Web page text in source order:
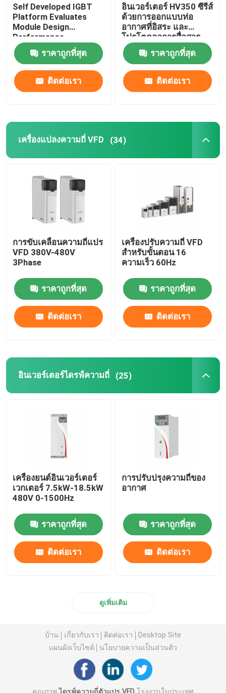
เครื่องมือเพิ่มประสิทธิภาพพลังงานแสงอาทิตย์
อินเวอร์เตอร์พลังงานแสงอาทิตย์แบบไฮบริด
Self Developed IGBT
Platform Evaluates
Module Design
Performance
ราคาถูกที่สุด
ติดต่อเรา
อินเวอร์เตอร์ HV350 ซีรีส์
ด้วยการออกแบบท่อ
อากาศที่อิสระ และ
โปรโตคอลการสื่อสาร
Modbus RTU
50Hz/60Hz ± 5% ความถี่
การเข้า
ราคาถูกที่สุด
ติดต่อเรา
เครื่องแปลงความถี่ VFD (34)
การขับเคลื่อนความถี่แปร
VFD 380V-480V
3Phase
ราคาถูกที่สุด
ติดต่อเรา
เครื่องปรับความถี่ VFD
สําหรับขั้นตอน 16
ความเร็ว 60Hz
ราคาถูกที่สุด
ติดต่อเรา
อินเวอร์เตอร์ไดรฟ์ความถี่ (25)
เครื่องยนต์อินเวอร์เตอร์
เวกเตอร์ 7.5kW-18.5kW
480V 0-1500Hz
ราคาถูกที่สุด
ติดต่อเรา
การปรับปรุงความถี่ของ
อากาศ
ราคาถูกที่สุด
ติดต่อเรา
ดูเพิ่มเติม
บ้าน เกี่ยวกับเรา ติดต่อเรา
Desktop Site
แผนผังเว็บไซต์
นโยบายความเป็นส่วนตัว